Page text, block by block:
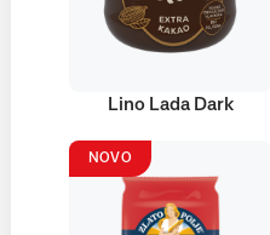
Lino Lada Dark
NOVO